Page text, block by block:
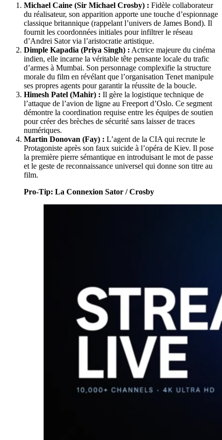
Michael Caine (Sir Michael Crosby) : Fidèle collaborateur
du réalisateur, son apparition apporte une touche d’espionnage
classique britannique (rappelant l’univers de James Bond). Il
fournit les coordonnées initiales pour infiltrer le réseau
d’Andrei Sator via l’aristocratie artistique.
Dimple Kapadia (Priya Singh) : Actrice majeure du cinéma
indien, elle incarne la véritable tête pensante locale du trafic
d’armes à Mumbai. Son personnage complexifie la structure
morale du film en révélant que l’organisation Tenet manipule
ses propres agents pour garantir la réussite de la boucle.
Himesh Patel (Mahir) : Il gère la logistique technique de
l’attaque de l’avion de ligne au Freeport d’Oslo. Ce segment
démontre la coordination requise entre les équipes de soutien
pour créer des brèches de sécurité sans laisser de traces
numériques.
Martin Donovan (Fay) : L’agent de la CIA qui recrute le
Protagoniste après son faux suicide à l’opéra de Kiev. Il pose
la première pierre sémantique en introduisant le mot de passe
et le geste de reconnaissance universel qui donne son titre au
film.
Pro-Tip: La Connexion Sator / Crosby